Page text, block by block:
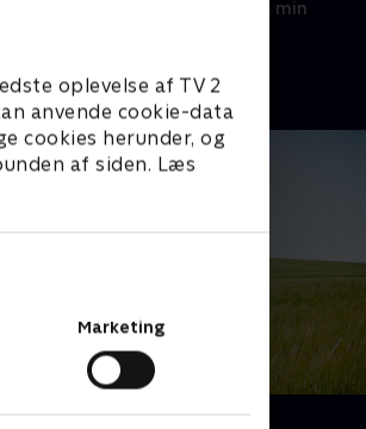
oplevelse af TV 2
anvende cookie-data
cookies herunder, og
af siden. Læs
Marketing
19. januar 2024 • 43 min
Martin